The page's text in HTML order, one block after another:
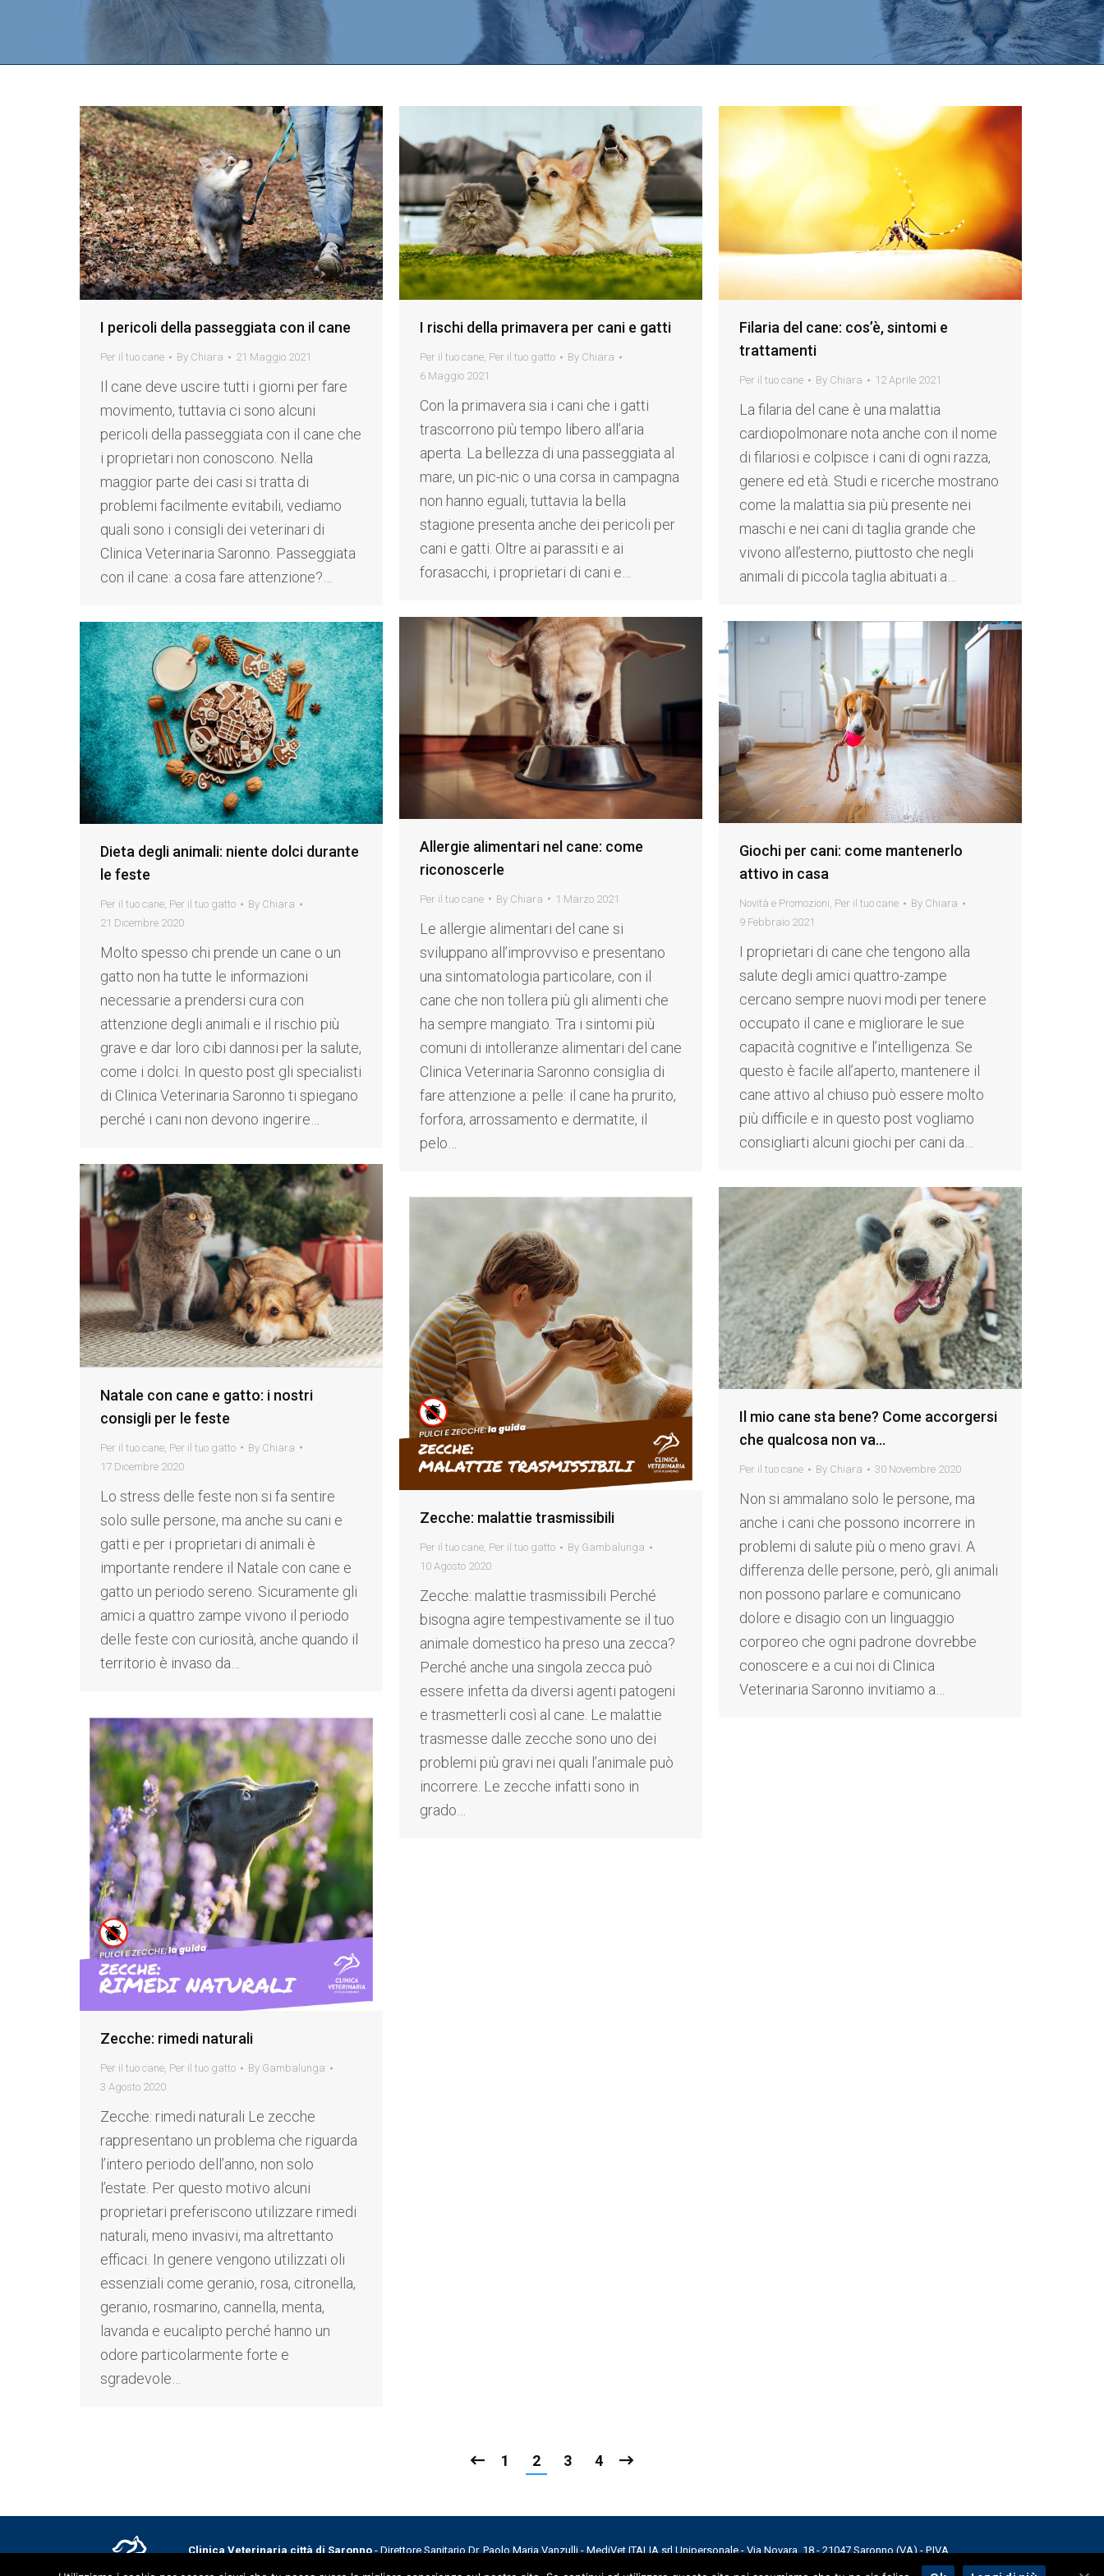
I pericoli della passeggiata con il cane
Per il tuo cane By Chiara 21 Maggio 2021
Il cane deve uscire tutti i giorni per fare
movimento, tuttavia ci sono alcuni
pericoli della passeggiata con il cane che
i proprietari non conoscono. Nella
maggior parte dei casi si tratta di
problemi facilmente evitabili, vediamo
quali sono i consigli dei veterinari di
Clinica Veterinaria Saronno. Passeggiata
con il cane: a cosa fare attenzione?…
I rischi della primavera per cani e gatti
Per il tuo cane, Per il tuo gatto By Chiara
6 Maggio 2021
Con la primavera sia i cani che i gatti
trascorrono più tempo libero all’aria
aperta. La bellezza di una passeggiata al
mare, un pic-nic o una corsa in campagna
non hanno eguali, tuttavia la bella
stagione presenta anche dei pericoli per
cani e gatti. Oltre ai parassiti e ai
forasacchi, i proprietari di cani e…
Filaria del cane: cos’è, sintomi e
trattamenti
Per il tuo cane By Chiara 12 Aprile 2021
La filaria del cane è una malattia
cardiopolmonare nota anche con il nome
di filariosi e colpisce i cani di ogni razza,
genere ed età. Studi e ricerche mostrano
come la malattia sia più presente nei
maschi e nei cani di taglia grande che
vivono all’esterno, piuttosto che negli
animali di piccola taglia abituati a…
Allergie alimentari nel cane: come
riconoscerle
Per il tuo cane By Chiara 1 Marzo 2021
Le allergie alimentari del cane si
sviluppano all’improvviso e presentano
una sintomatologia particolare, con il
cane che non tollera più gli alimenti che
ha sempre mangiato. Tra i sintomi più
comuni di intolleranze alimentari del cane
Clinica Veterinaria Saronno consiglia di
fare attenzione a: pelle: il cane ha prurito,
forfora, arrossamento e dermatite, il
pelo…
Giochi per cani: come mantenerlo
attivo in casa
Novità e Promozioni, Per il tuo cane By Chiara
9 Febbraio 2021
I proprietari di cane che tengono alla
salute degli amici quattro-zampe
cercano sempre nuovi modi per tenere
occupato il cane e migliorare le sue
capacità cognitive e l’intelligenza. Se
questo è facile all’aperto, mantenere il
cane attivo al chiuso può essere molto
più difficile e in questo post vogliamo
consigliarti alcuni giochi per cani da…
Dieta degli animali: niente dolci durante
le feste
Per il tuo cane, Per il tuo gatto By Chiara
21 Dicembre 2020
Molto spesso chi prende un cane o un
gatto non ha tutte le informazioni
necessarie a prendersi cura con
attenzione degli animali e il rischio più
grave e dar loro cibi dannosi per la salute,
come i dolci. In questo post gli specialisti
di Clinica Veterinaria Saronno ti spiegano
perché i cani non devono ingerire…
Natale con cane e gatto: i nostri
consigli per le feste
Per il tuo cane Per il tuo gatto By Chiara
17 Dicembre 2020
Lo stress delle feste non si fa sentire
solo sulle persone, ma anche su cani e
gatti e per i proprietari di animali è
importante rendere il Natale con cane e
gatto un periodo sereno. Sicuramente gli
amici a quattro zampe vivono il periodo
delle feste con curiosità, anche quando il
territorio è invaso da…
Il mio cane sta bene? Come accorgersi
che qualcosa non va…
Per il tuo cane By Chiara 30 Novembre 2020
Non si ammalano solo le persone, ma
anche i cani che possono incorrere in
problemi di salute più o meno gravi. A
differenza delle persone, però, gli animali
non possono parlare e comunicano
dolore e disagio con un linguaggio
corporeo che ogni padrone dovrebbe
conoscere e a cui noi di Clinica
Veterinaria Saronno invitiamo a…
Zecche: malattie trasmissibili
Per il tuo cane, Per il tuo gatto By Gambalunga
10 Agosto 2020
Zecche: malattie trasmissibili Perché
bisogna agire tempestivamente se il tuo
animale domestico ha preso una zecca?
Perché anche una singola zecca può
essere infetta da diversi agenti patogeni
e trasmetterli così al cane. Le malattie
trasmesse dalle zecche sono uno dei
problemi più gravi nei quali l’animale può
incorrere. Le zecche infatti sono in
grado…
Zecche: rimedi naturali
Per il tuo cane, Per il tuo gatto By Gambalunga
3 Agosto 2020
Zecche: rimedi naturali Le zecche
rappresentano un problema che riguarda
l’intero periodo dell’anno, non solo
l’estate. Per questo motivo alcuni
proprietari preferiscono utilizzare rimedi
naturali, meno invasivi, ma altrettanto
efficaci. In genere vengono utilizzati oli
essenziali come geranio, rosa, citronella,
geranio, rosmarino, cannella, menta,
lavanda e eucalipto perché hanno un
odore particolarmente forte e
sgradevole…
1 2 3 4
Clinica Veterinaria città di Saronno - Direttore Sanitario Dr. Paolo Maria Vanzulli - MediVet ITALIA srl Unipersonale - Via Novara, 18 - 21047 Saronno (VA) - P.IVA